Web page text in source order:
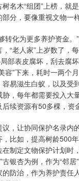
名木“组团”上榜，就
分，要像重视文物一
转化为更多养护资金
“老人家”上岁数了，
部表皮腐坏，刮去腐
容”下来，耗时一两个
易滋生白蚁，以及受
，每年都需要投入大
续资源有50多棵，资
，让协同保护名录内
比如，提高树龄500
制定文物保护计划时
银杏为例，作为“邻
防治，作为养护责任